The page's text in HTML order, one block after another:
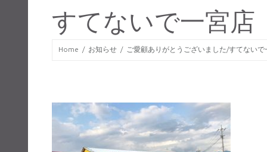
すてないで一宮店
Home お知らせ ご愛顧ありがとうございました/すてないで